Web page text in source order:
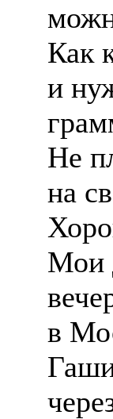
Как
и
Не
на
Мои
в